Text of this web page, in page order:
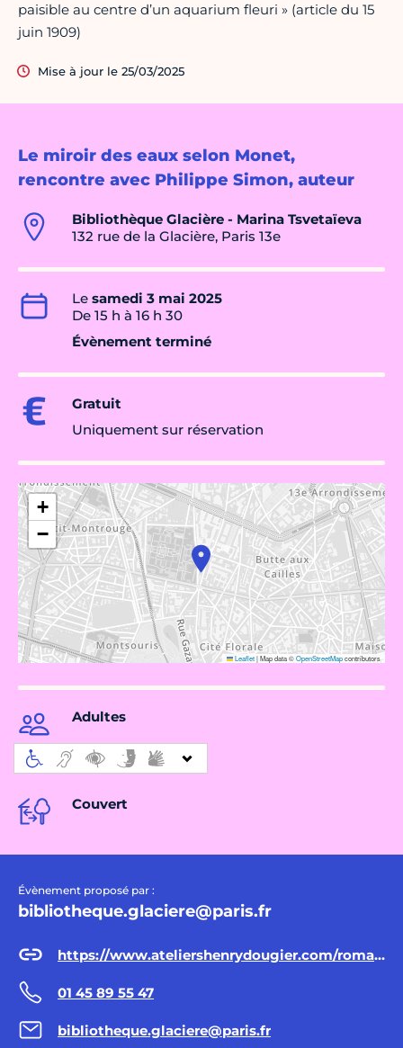
Le miroir des eaux selon Monet,
rencontre avec Philippe Simon, auteur
Bibliothèque Glacière - Marina Tsvetaïeva
132 rue de la Glacière, Paris 13e
Le samedi 3 mai 2025
De 15 h à 16 h 30
Évènement terminé
Gratuit
Uniquement sur réservation
+
−
Leaflet|Map data ©OpenStreetMapcontributors
Adultes
Couvert
Évènement proposé par :
bibliotheque.glaciere@paris.fr
https://www.ateliershenrydougier.com/romanchefdoeuvre.html
01 45 89 55 47
bibliotheque.glaciere@paris.fr
paisible au centre d’un aquarium fleuri » (article du 15
juin 1909)
Mise à jour le 25/03/2025